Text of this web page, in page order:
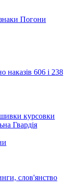
Погони
наказів 606 і 238
курсовки
Гвардія
слов'янство